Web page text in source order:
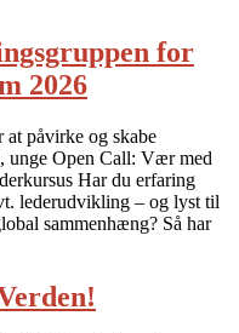
for
2026
at påvirke og skabe
unge Open Call: Vær med
Har du erfaring
lederudvikling – og lyst til
sammenhæng? Så har